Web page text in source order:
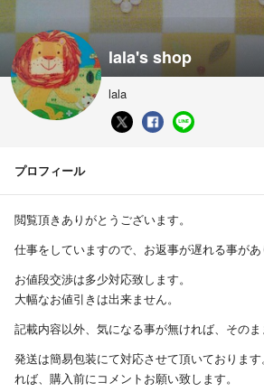
lala's shop
lala
プロフィール
閲覧頂きありがとうございます。
仕事をしていますので、お返事が遅れる事があ
お値段交渉は多少対応致します。
大幅なお値引きは出来ません。
記載内容以外、気になる事が無ければ、そのま
発送は簡易包装にて対応させて頂いておりま
れば、購入前にコメントお願い致します。